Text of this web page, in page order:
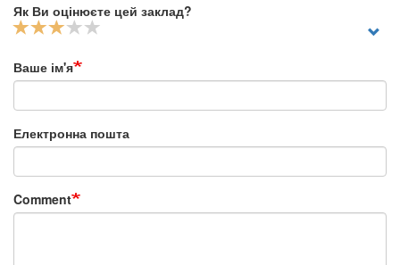
Як Ви оцінюєте цей заклад?
Ваше ім'я
Електронна пошта
Comment